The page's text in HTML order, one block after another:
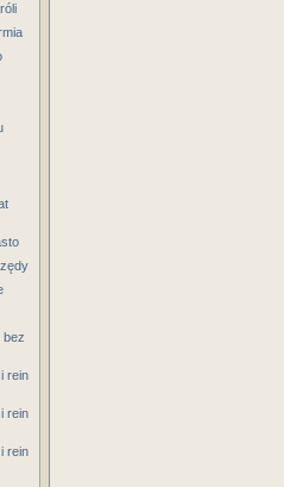
bez
rein
rein
rein